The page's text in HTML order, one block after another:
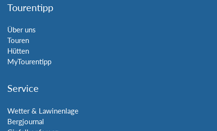
Tourentipp
Über uns
Touren
Hütten
MyTourentipp
Service
Wetter & Lawinenlage
Bergjournal